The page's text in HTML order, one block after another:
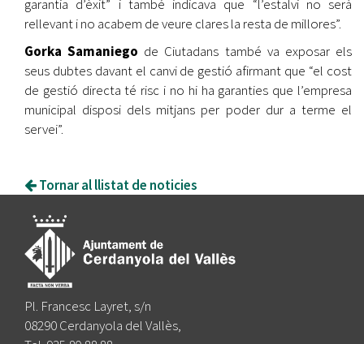
garantia d’èxit” i també indicava que “l’estalvi no serà
rellevant i no acabem de veure clares la resta de millores”.
Gorka Samaniego de Ciutadans també va exposar els
seus dubtes davant el canvi de gestió afirmant que “el cost
de gestió directa té risc i no hi ha garanties que l’empresa
municipal disposi dels mitjans per poder dur a terme el
servei”.
Tornar al llistat de noticies
Pl. Francesc Layret, s/n
08290 Cerdanyola del Vallès,